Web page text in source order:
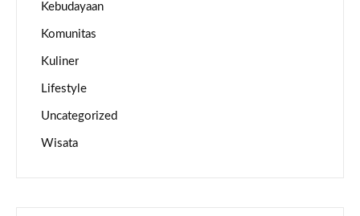
Kebudayaan
Komunitas
Kuliner
Lifestyle
Uncategorized
Wisata